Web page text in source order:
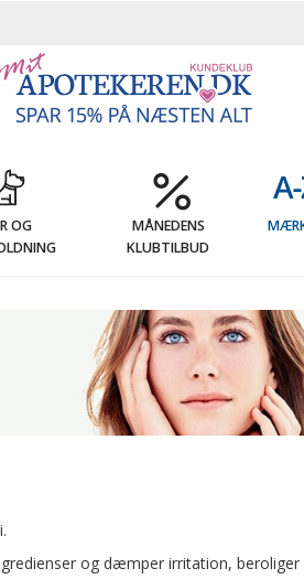
OG
MÅNEDENS
KLUBTILBUD
og dæmper irritation, beroliger